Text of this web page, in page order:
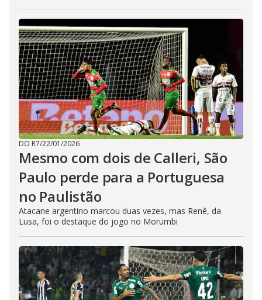
DO R7/22/01/2026
Mesmo com dois de Calleri, São
Paulo perde para a Portuguesa
no Paulistão
Atacane argentino marcou duas vezes, mas Renê, da
Lusa, foi o destaque do jogo no Morumbi